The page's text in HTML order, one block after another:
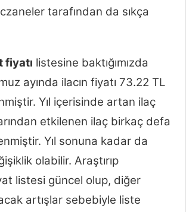
tarafından da sıkça
fiyatı listesine baktığımızda
ayında ilacın fiyatı 73.22 TL
Yıl içerisinde artan ilaç
etkilenen ilaç birkaç defa
Yıl sonuna kadar da
olabilir. Araştırıp
listesi güncel olup, diğer
artışlar sebebiyle liste